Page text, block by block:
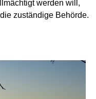
werden will,
zuständige Behörde.